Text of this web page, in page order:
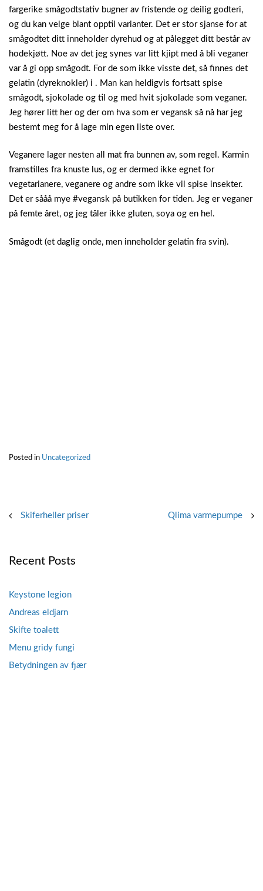
fargerike smågodtstativ bugner av fristende og deilig godteri,
og du kan velge blant opptil varianter. Det er stor sjanse for at
smågodtet ditt inneholder dyrehud og at pålegget ditt består av
hodekjøtt. Noe av det jeg synes var litt kjipt med å bli veganer
var å gi opp smågodt. For de som ikke visste det, så finnes det
gelatin (dyreknokler) i . Man kan heldigvis fortsatt spise
smågodt, sjokolade og til og med hvit sjokolade som veganer.
Jeg hører litt her og der om hva som er vegansk så nå har jeg
bestemt meg for å lage min egen liste over.
Veganere lager nesten all mat fra bunnen av, som regel. Karmin
framstilles fra knuste lus, og er dermed ikke egnet for
vegetarianere, veganere og andre som ikke vil spise insekter.
Det er sååå mye #vegansk på butikken for tiden. Jeg er veganer
på femte året, og jeg tåler ikke gluten, soya og en hel.
Smågodt (et daglig onde, men inneholder gelatin fra svin).
Posted in Uncategorized
Post
Skiferheller priser Qlima varmepumpe
Recent Posts
Keystone legion
Andreas eldjarn
Skifte toalett
Menu gridy fungi
Betydningen av fjær